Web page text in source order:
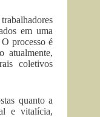
em uma
processo é
atualmente,
coletivos
quanto a
e vitalícia,